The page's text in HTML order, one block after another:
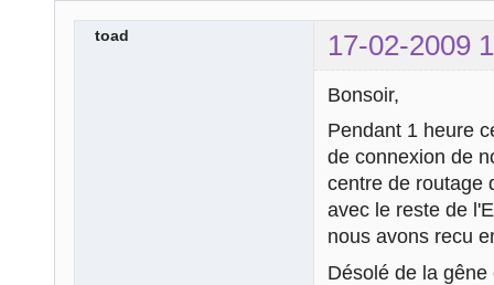
toad 17-02-2009
Bonsoir,
Pendant 1 heure
de connexion de
centre de routage
avec le reste de
nous avons recu
Désolé de la